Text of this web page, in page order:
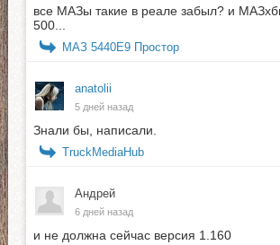
все МАЗы такие в реале забыл? и
500...
МАЗ 5440E9 Простор
anatolii
5 дней назад
Знали бы, написали.
TruckMediaHub
Андрей
6 дней назад
и не должна сейчас версия 1.160